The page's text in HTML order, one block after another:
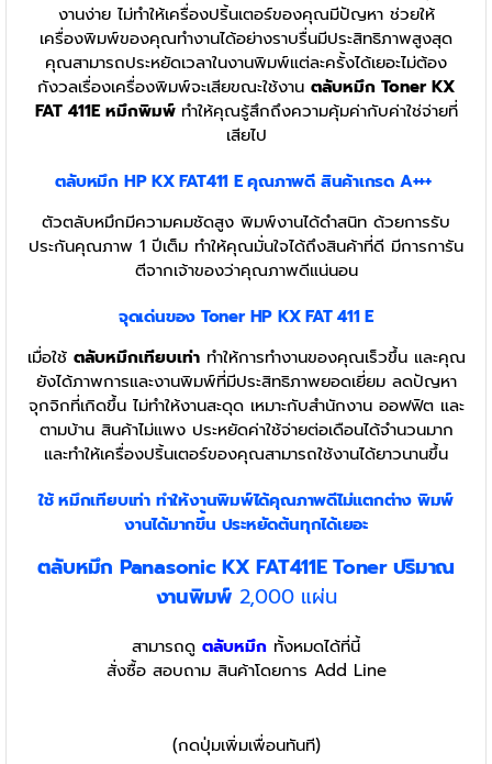
งานง่าย ไม่ทำให้เครื่องปริ้นเตอร์ของคุณมีปัญหา ช่วยให้
เครื่องพิมพ์ของคุณทำงานได้อย่างราบรื่นมีประสิทธิภาพสูงสุด
คุณสามารถประหยัดเวลาในงานพิมพ์แต่ละครั้งได้เยอะไม่ต้อง
กังวลเรื่องเครื่องพิมพ์จะเสียขณะใช้งาน ตลับหมึก Toner KX
FAT 411E หมึกพิมพ์ ทำให้คุณรู้สึกถึงความคุ้มค่ากับค่าใช่จ่ายที่
เสียไป
ตลับหมึก HP KX FAT411 Eคุณภาพดี สินค้าเกรด A+++
ตัวตลับหมึกมีความคมชัดสูง พิมพ์งานได้ดำสนิท ด้วยการรับ
ประกันคุณภาพ 1 ปีเต็ม ทำให้คุณมั่นใจได้ถึงสินค้าที่ดี มีการการัน
ตีจากเจ้าของว่าคุณภาพดีแน่นอน
จุดเด่นของ TonerHP KX FAT 411 E
เมื่อใช้ ตลับหมึกเทียบเท่าทำให้การทำงานของคุณเร็วขึ้น และคุณ
ยังได้ภาพการและงานพิมพ์ที่มีประสิทธิภาพยอดเยี่ยม ลดปัญหา
จุกจิกที่เกิดขึ้น ไม่ทำให้งานสะดุด เหมาะกับสำนักงาน ออฟฟิต และ
ตามบ้าน สินค้าไม่แพง ประหยัดค่าใช้จ่ายต่อเดือนได้จำนวนมาก
และทำให้เครื่องปริ้นเตอร์ของคุณสามารถใช้งานได้ยาวนานขึ้น
ใช้ หมึกเทียบเท่า ทำให้งานพิมพ์ได้คุณภาพดีไม่แตกต่าง พิมพ์
งานได้มากขึ้น ประหยัดต้นทุกได้เยอะ
ตลับหมึก Panasonic KX FAT411E Tonerปริมาณ
งานพิมพ์ 2,000 แผ่น
สามารถดู ตลับหมึก ทั้งหมดได้ที่นี้
สั่งซื้อ สอบถาม สินค้าโดยการ Add Line
(กดปุ่มเพิ่มเพื่อนทันที)